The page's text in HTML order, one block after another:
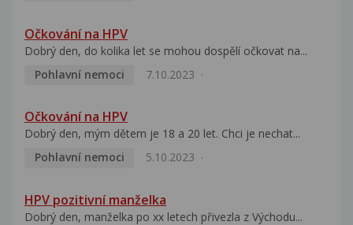
Očkování na HPV
Dobrý den, do kolika let se mohou dospělí očkovat na...
Pohlavní nemoci
7.10.2023
Očkování na HPV
Dobrý den, mým dětem je 18 a 20 let. Chci je nechat...
Pohlavní nemoci
5.10.2023
HPV pozitivní manželka
Dobrý den, manželka po xx letech přivezla z Východu...